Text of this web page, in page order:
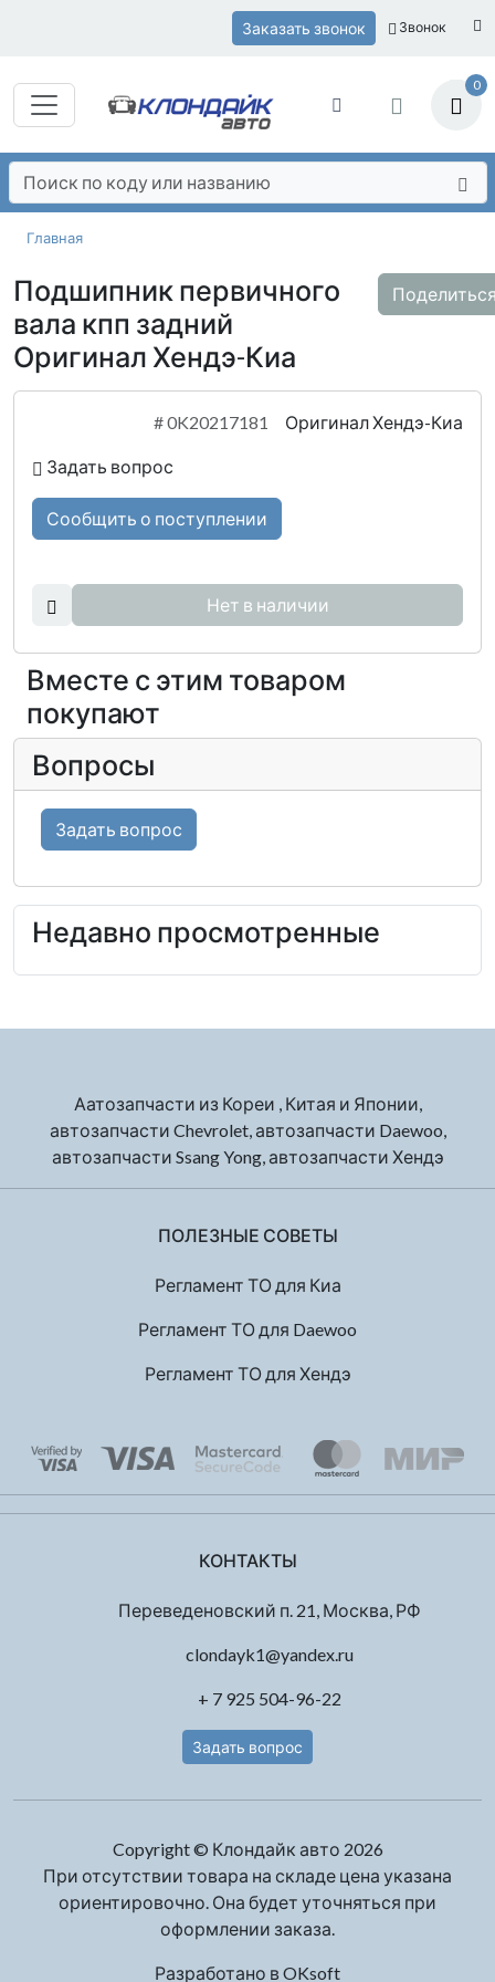
Заказать звонок Звонок
0
Главная
Подшипник первичного
вала кпп задний
Оригинал Хендэ-Киа
#0K20217181 Оригинал Хендэ-Киа
Задать вопрос
Сообщить о поступлении
Нет в наличии
Вместе с этим товаром
покупают
Вопросы
Задать вопрос
Недавно просмотренные
Аатозапчасти из Кореи , Китая и Японии,
автозапчасти Chevrolet, автозапчасти Daewoo,
автозапчасти Ssang Yong, автозапчасти Хендэ
ПОЛЕЗНЫЕ СОВЕТЫ
Регламент ТО для Киа
Регламент ТО для Daewoo
Регламент ТО для Хендэ
КОНТАКТЫ
Переведеновский п. 21, Москва, РФ
clondayk1@yandex.ru
+ 7 925 504-96-22
Задать вопрос
Copyright © Клондайк авто 2026
При отсутствии товара на складе цена указана
ориентировочно. Она будет уточняться при
оформлении заказа.
Разработано в OKsoft